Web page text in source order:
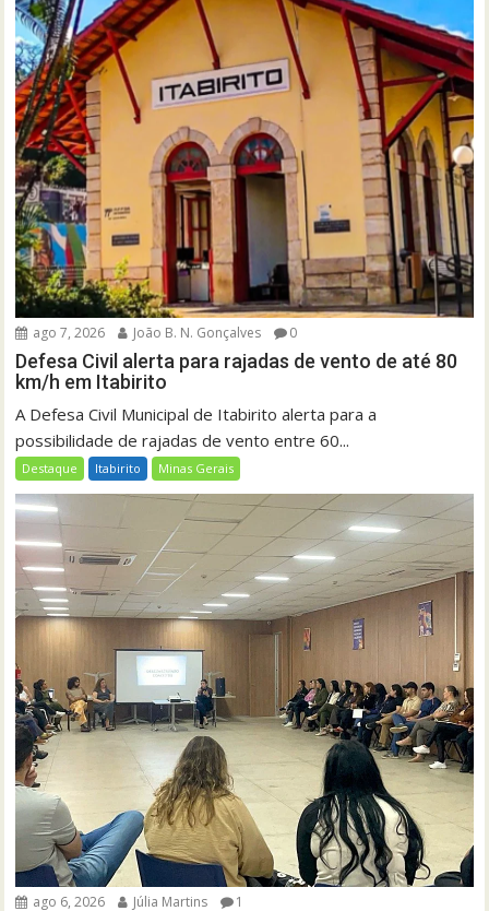
ago 7, 2026 João B. N. Gonçalves 0
Defesa Civil alerta para rajadas de vento de até 80
km/h em Itabirito
A Defesa Civil Municipal de Itabirito alerta para a
possibilidade de rajadas de vento entre 60...
Destaque Itabirito Minas Gerais
ago 6, 2026 Júlia Martins 1